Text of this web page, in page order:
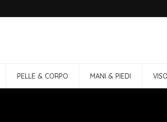
PELLE & CORPO MANI & PIEDI